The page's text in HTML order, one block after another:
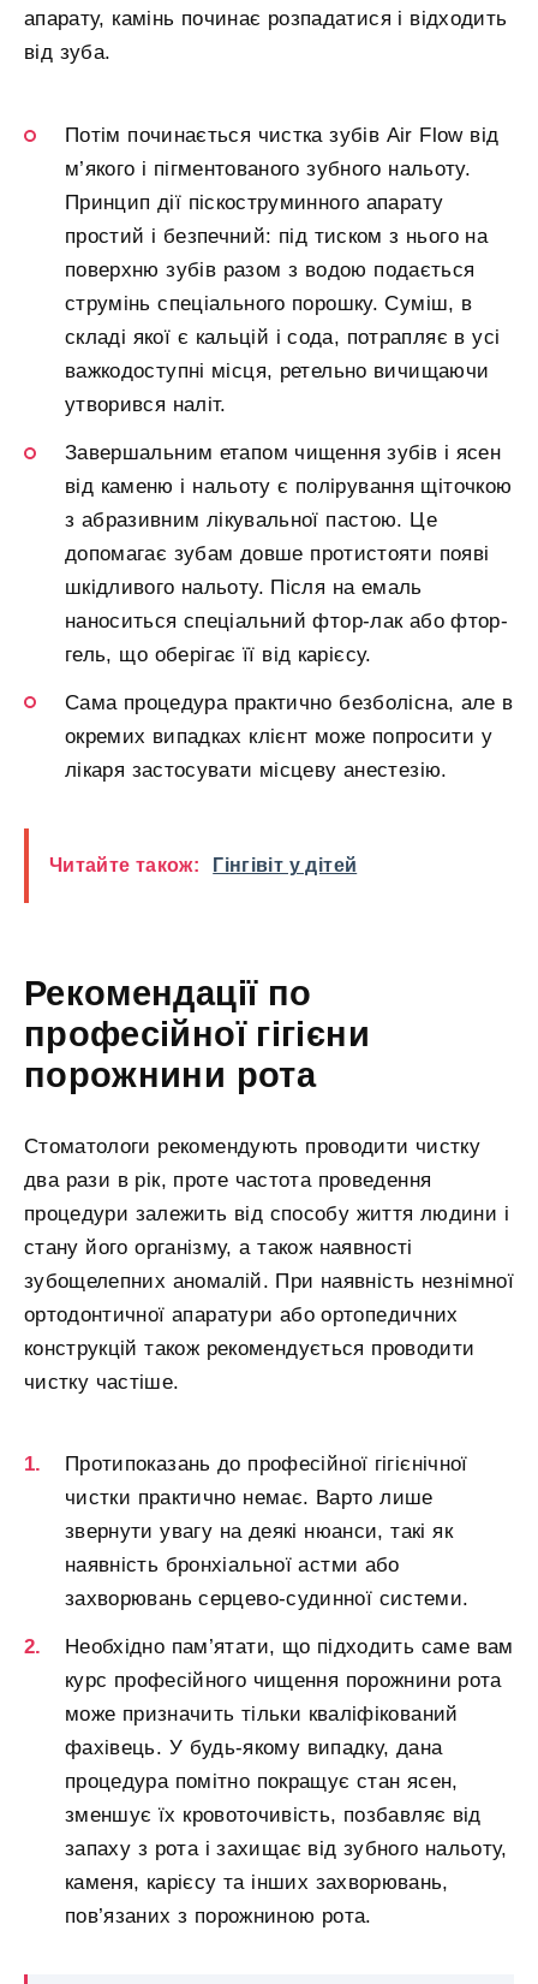
апарату, камінь починає розпадатися і відходить
від зуба.
Потім починається чистка зубів Air Flow від
м’якого і пігментованого зубного нальоту.
Принцип дії піскоструминного апарату
простий і безпечний: під тиском з нього на
поверхню зубів разом з водою подається
струмінь спеціального порошку. Суміш, в
складі якої є кальцій і сода, потрапляє в усі
важкодоступні місця, ретельно вичищаючи
утворився наліт.
Завершальним етапом чищення зубів і ясен
від каменю і нальоту є полірування щіточкою
з абразивним лікувальної пастою. Це
допомагає зубам довше протистояти появі
шкідливого нальоту. Після на емаль
наноситься спеціальний фтор-лак або фтор-
гель, що оберігає її від карієсу.
Сама процедура практично безболісна, але в
окремих випадках клієнт може попросити у
лікаря застосувати місцеву анестезію.
Читайте також: Гінгівіт у дітей
Рекомендації по
професійної гігієни
порожнини рота
Стоматологи рекомендують проводити чистку
два рази в рік, проте частота проведення
процедури залежить від способу життя людини і
стану його організму, а також наявності
зубощелепних аномалій. При наявність незнімної
ортодонтичної апаратури або ортопедичних
конструкцій також рекомендується проводити
чистку частіше.
Протипоказань до професійної гігієнічної
чистки практично немає. Варто лише
звернути увагу на деякі нюанси, такі як
наявність бронхіальної астми або
захворювань серцево-судинної системи.
Необхідно пам’ятати, що підходить саме вам
курс професійного чищення порожнини рота
може призначить тільки кваліфікований
фахівець. У будь-якому випадку, дана
процедура помітно покращує стан ясен,
зменшує їх кровоточивість, позбавляє від
запаху з рота і захищає від зубного нальоту,
каменя, карієсу та інших захворювань,
пов’язаних з порожниною рота.